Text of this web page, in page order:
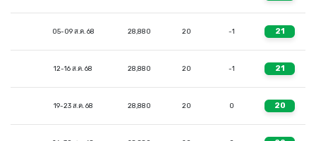
05-09 ส.ค. 68 28,880 20 -1 21
12-16 ส.ค. 68 28,880 20 -1 21
19-23 ส.ค. 68 28,880 20 0 20